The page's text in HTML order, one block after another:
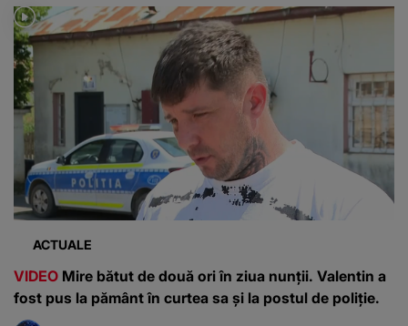
ACTUALE
VIDEO Mire bătut de două ori în ziua nunții. Valentin a
fost pus la pământ în curtea sa și la postul de poliție.